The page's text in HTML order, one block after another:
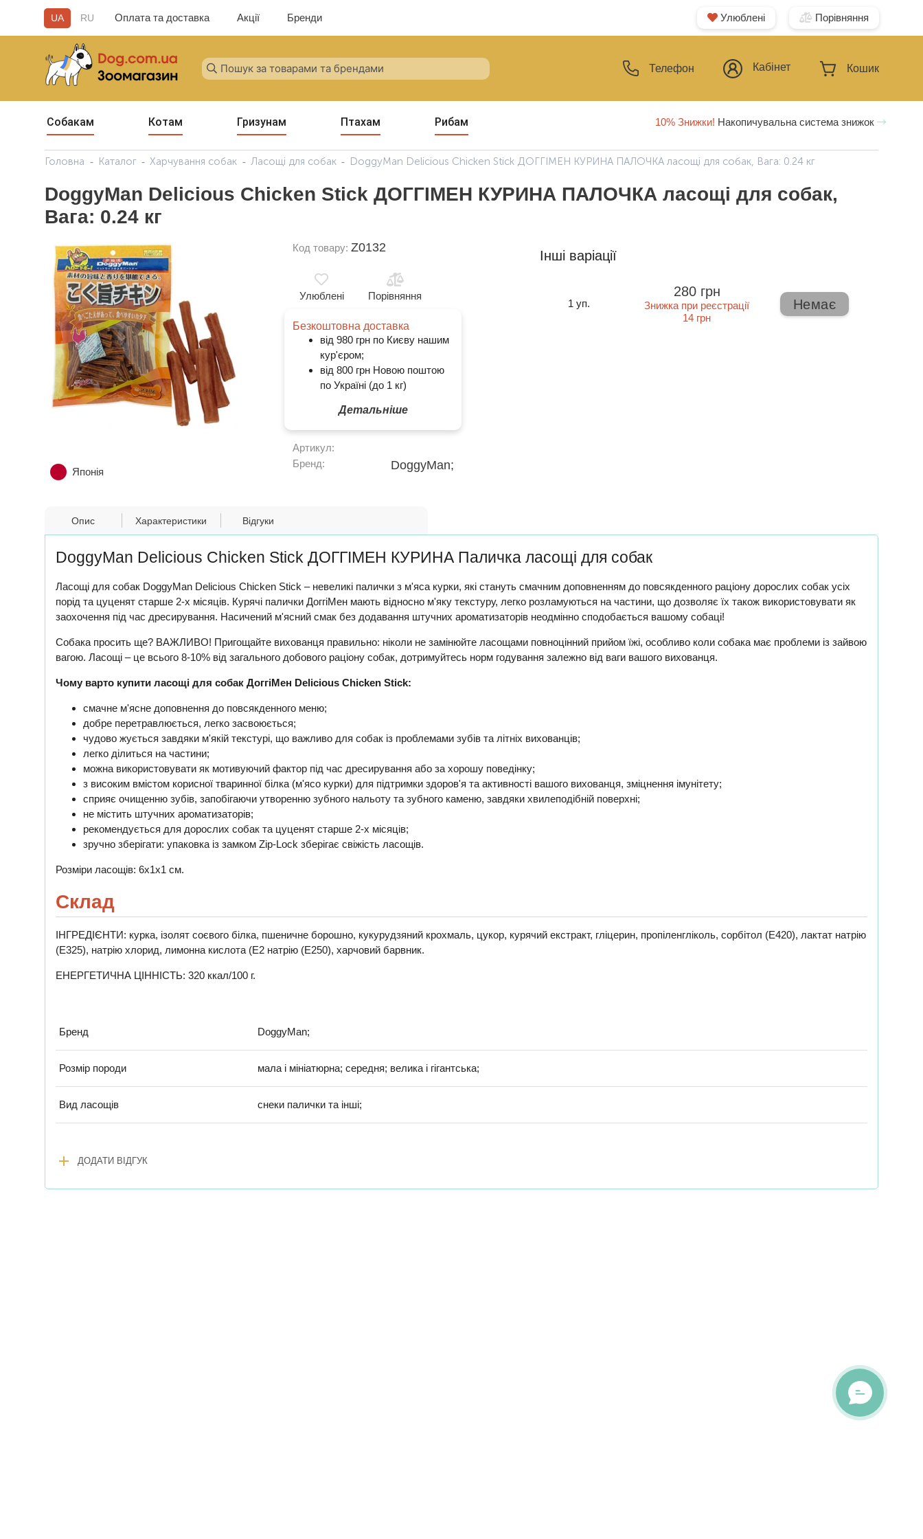
UA RU Оплата та доставка Акції Бренди Улюблені Порівняння
Телефон Кабінет Кошик
Собакам Котам Гризунам Птахам Рибам 10% Знижки! Накопичувальна система знижок
Головна Каталог Харчування собак Ласощі для собак DoggyMan Delicious Chicken Stick ДОГГІМЕН КУРИНА ПАЛОЧКА ласощі для собак, Вага: 0.24 кг
DoggyMan Delicious Chicken Stick ДОГГІМЕН КУРИНА ПАЛОЧКА ласощі для собак,
Вага: 0.24 кг
Японія
Код товару: Z0132
Улюблені Порівняння
Безкоштовна доставка
від 980 грн по Києву нашим
кур'єром;
від 800 грн Новою поштою
по Україні (до 1 кг)
Детальніше
Артикул:
Бренд:
DoggyMan;
Інші варіації
1 уп.
280 грн
Знижка при реєстрації
14 грн
Немає
Опис Характеристики Відгуки
DoggyMan Delicious Chicken Stick ДОГГІМЕН КУРИНА Паличка ласощі для собак
Ласощі для собак DoggyMan Delicious Chicken Stick – невеликі палички з м'яса курки, які стануть смачним доповненням до повсякденного раціону дорослих собак усіх
порід та цуценят старше 2-х місяців. Курячі палички ДоггіМен мають відносно м'яку текстуру, легко розламуються на частини, що дозволяє їх також використовувати як
заохочення під час дресирування. Насичений м'ясний смак без додавання штучних ароматизаторів неодмінно сподобається вашому собаці!
Собака просить ще? ВАЖЛИВО! Пригощайте вихованця правильно: ніколи не замінюйте ласощами повноцінний прийом їжі, особливо коли собака має проблеми із зайвою
вагою. Ласощі – це всього 8-10% від загального добового раціону собак, дотримуйтесь норм годування залежно від ваги вашого вихованця.
Чому варто купити ласощі для собак ДоггіМен Delicious Chicken Stick:
смачне м'ясне доповнення до повсякденного меню;
добре перетравлюється, легко засвоюється;
чудово жується завдяки м'якій текстурі, що важливо для собак із проблемами зубів та літніх вихованців;
легко ділиться на частини;
можна використовувати як мотивуючий фактор під час дресирування або за хорошу поведінку;
з високим вмістом корисної тваринної білка (м'ясо курки) для підтримки здоров'я та активності вашого вихованця, зміцнення імунітету;
сприяє очищенню зубів, запобігаючи утворенню зубного нальоту та зубного каменю, завдяки хвилеподібній поверхні;
не містить штучних ароматизаторів;
рекомендується для дорослих собак та цуценят старше 2-х місяців;
зручно зберігати: упаковка із замком Zір-Lосk зберігає свіжість ласощів.
Розміри ласощів: 6х1х1 см.
Склад
ІНГРЕДІЄНТИ: курка, ізолят соєвого білка, пшеничне борошно, кукурудзяний крохмаль, цукор, курячий екстракт, гліцерин, пропіленгліколь, сорбітол (E420), лактат натрію
(E325), натрію хлорид, лимонна кислота (E2 натрію (E250), харчовий барвник.
ЕНЕРГЕТИЧНА ЦІННІСТЬ: 320 ккал/100 г.
Бренд DoggyMan;
Розмір породи мала і мініатюрна; середня; велика і гігантська;
Вид ласощів снеки палички та інші;
add ДОДАТИ ВІДГУК